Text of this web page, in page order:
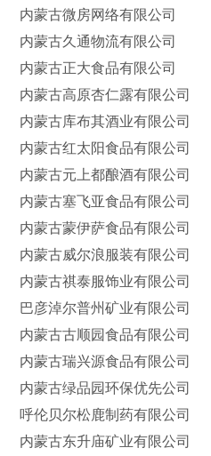
内蒙古微房网络有限公司
内蒙古久通物流有限公司
内蒙古正大食品有限公司
内蒙古高原杏仁露有限公司
内蒙古库布其酒业有限公司
内蒙古红太阳食品有限公司
内蒙古元上都酿酒有限公司
内蒙古塞飞亚食品有限公司
内蒙古蒙伊萨食品有限公司
内蒙古威尔浪服装有限公司
内蒙古祺泰服饰业有限公司
巴彦淖尔普州矿业有限公司
内蒙古古顺园食品有限公司
内蒙古瑞兴源食品有限公司
内蒙古绿品园环保优先公司
呼伦贝尔松鹿制药有限公司
内蒙古东升庙矿业有限公司